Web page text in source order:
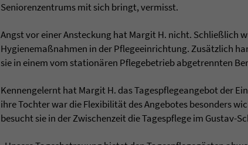
Seniorenzentrums mit sich bringt, vermisst.
Angst vor einer Ansteckung hat Margit H. nicht. Schließlich
Hygienemaßnahmen in der Pflegeeinrichtung. Zusätzlich
sie in einem vom stationären Pflegebetrieb abgetrennten
Kennengelernt hat Margit H. das Tagespflegeangebot der
ihre Tochter war die Flexibilität des Angebotes besonders
besucht sie in der Zwischenzeit die Tagespflege im